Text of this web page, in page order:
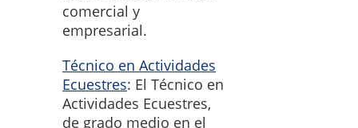
comercial y
empresarial.
Técnico en Actividades
Ecuestres: El Técnico en
Actividades Ecuestres,
de grado medio en el